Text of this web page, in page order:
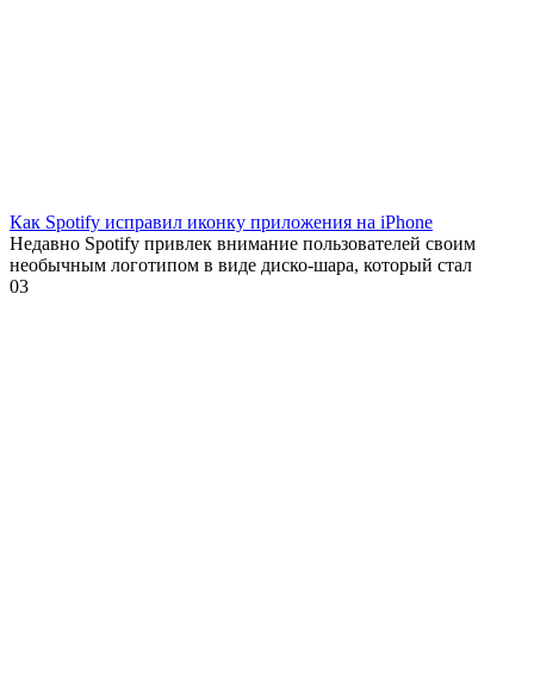
Как Spotify исправил иконку приложения на iPhone
Недавно Spotify привлек внимание пользователей своим
необычным логотипом в виде диско-шара, который стал
03